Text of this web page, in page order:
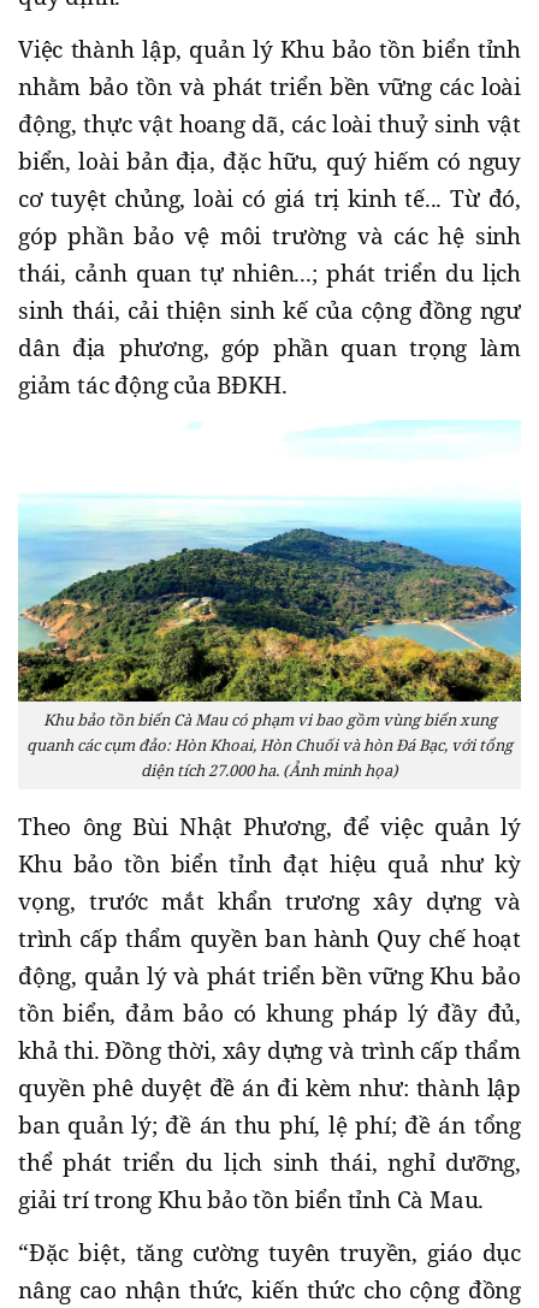
Việc thành lập, quản lý Khu bảo tồn biển tỉnh
nhằm bảo tồn và phát triển bền vững các loài
động, thực vật hoang dã, các loài thuỷ sinh vật
biển, loài bản địa, đặc hữu, quý hiếm có nguy
cơ tuyệt chủng, loài có giá trị kinh tế... Từ đó,
góp phần bảo vệ môi trường và các hệ sinh
thái, cảnh quan tự nhiên...; phát triển du lịch
sinh thái, cải thiện sinh kế của cộng đồng ngư
dân địa phương, góp phần quan trọng làm
giảm tác động của BÐKH.
Khu bảo tồn biển Cà Mau có phạm vi bao gồm vùng biển xung
quanh các cụm đảo: Hòn Khoai, Hòn Chuối và hòn Ðá Bạc, với tổng
diện tích 27.000 ha. (Ảnh minh họa)
Theo ông Bùi Nhật Phương, để việc quản lý
Khu bảo tồn biển tỉnh đạt hiệu quả như kỳ
vọng, trước mắt khẩn trương xây dựng và
trình cấp thẩm quyền ban hành Quy chế hoạt
động, quản lý và phát triển bền vững Khu bảo
tồn biển, đảm bảo có khung pháp lý đầy đủ,
khả thi. Ðồng thời, xây dựng và trình cấp thẩm
quyền phê duyệt đề án đi kèm như: thành lập
ban quản lý; đề án thu phí, lệ phí; đề án tổng
thể phát triển du lịch sinh thái, nghỉ dưỡng,
giải trí trong Khu bảo tồn biển tỉnh Cà Mau.
“Ðặc biệt, tăng cường tuyên truyền, giáo dục
nâng cao nhận thức, kiến thức cho cộng đồng